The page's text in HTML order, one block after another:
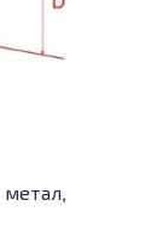
метал,